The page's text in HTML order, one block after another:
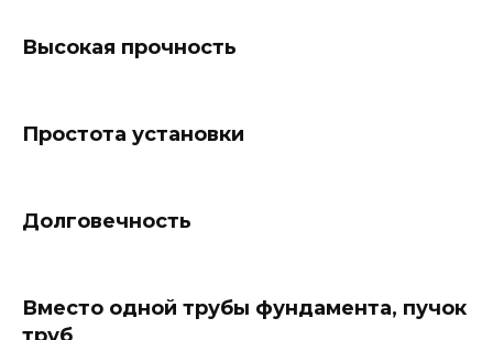
Высокая прочность
Простота установки
Долговечность
Вместо одной трубы фундамента, пучок